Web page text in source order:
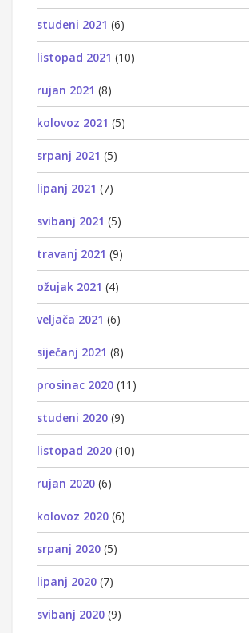
studeni 2021 (6)
listopad 2021 (10)
rujan 2021 (8)
kolovoz 2021 (5)
srpanj 2021 (5)
lipanj 2021 (7)
svibanj 2021 (5)
travanj 2021 (9)
ožujak 2021 (4)
veljača 2021 (6)
siječanj 2021 (8)
prosinac 2020 (11)
studeni 2020 (9)
listopad 2020 (10)
rujan 2020 (6)
kolovoz 2020 (6)
srpanj 2020 (5)
lipanj 2020 (7)
svibanj 2020 (9)